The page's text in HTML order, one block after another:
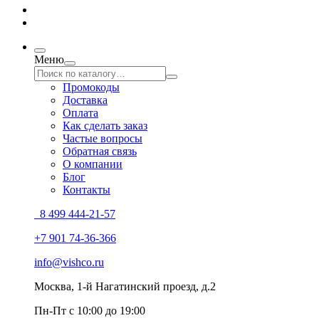
Меню
Промокоды
Доставка
Оплата
Как сделать заказ
Частые вопросы
Обратная связь
О компании
Блог
Контакты
8 499 444-21-57
+7 901 74-36-366
info@vishco.ru
Москва, 1-й Нагатинский проезд, д.2
Пн-Пт с 10:00 до 19:00